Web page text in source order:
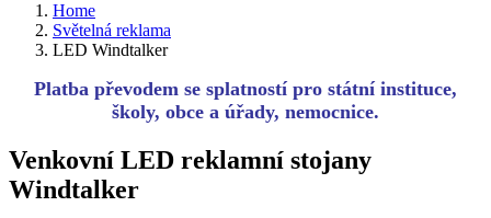
Home
Světelná reklama
LED Windtalker
Platba převodem se splatností pro státní instituce,
školy, obce a úřady, nemocnice.
Venkovní LED reklamní stojany
Windtalker